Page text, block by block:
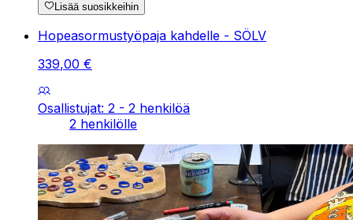
Lisää suosikkeihin
Hopeasormustyöpaja kahdelle - SÖLV
339,00 €
Osallistujat: 2 - 2 henkilöä
2 henkilölle